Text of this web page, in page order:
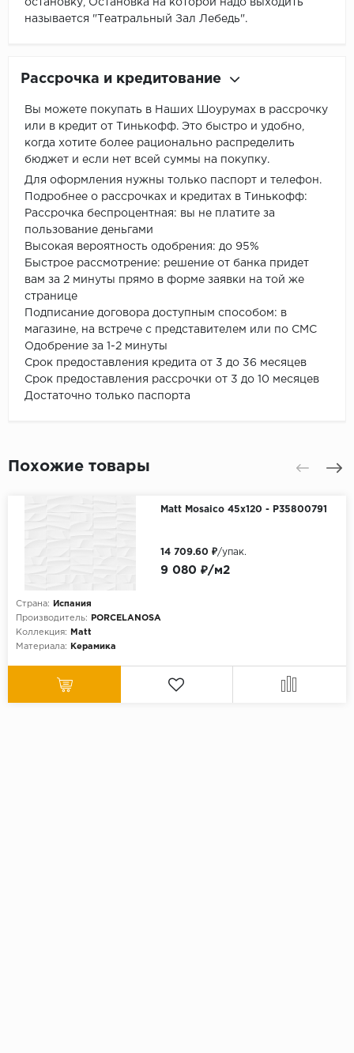
остановку, Остановка на которой надо выходить
называется "Театральный Зал Лебедь".
Рассрочка и кредитование
Вы можете покупать в Наших Шоурумах в рассрочку
или в кредит от Тинькофф. Это быстро и удобно,
когда хотите более рационально распределить
бюджет и если нет всей суммы на покупку.
Для оформления нужны только паспорт и телефон.
Подробнее о рассрочках и кредитах в Тинькофф:
Рассрочка беспроцентная: вы не платите за
пользование деньгами
Высокая вероятность одобрения: до 95%
Быстрое рассмотрение: решение от банка придет
вам за 2 минуты прямо в форме заявки на той же
странице
Подписание договора доступным способом: в
магазине, на встрече с представителем или по СМС
Одобрение за 1-2 минуты
Срок предоставления кредита от 3 до 36 месяцев
Срок предоставления рассрочки от 3 до 10 месяцев
Достаточно только паспорта
Похожие товары
Matt Mosaico 45x120 - P35800791
Страна:
Испания
Производитель:
PORCELANOSA
Коллекция:
Matt
Материала:
Керамика
9 080 ₽/м2
14 709.60 ₽/упак.